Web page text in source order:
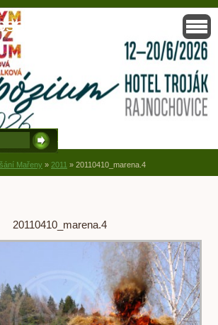
spolek, Držková
Mařeny » 2011 » 20110410_marena.4
20110410_marena.4